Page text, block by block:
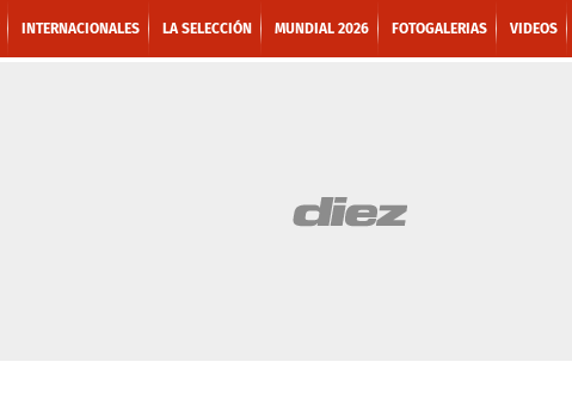
INTERNACIONALES LA SELECCIÓN MUNDIAL 2026 FOTOGALERIAS VIDEOS